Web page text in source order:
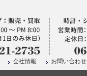
会社情報 お問い合わせ